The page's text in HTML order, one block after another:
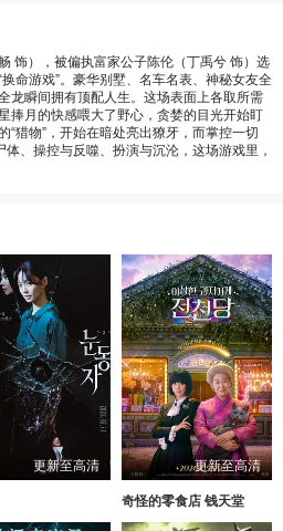
饰），被偏执富家公子陈伦（丁禹兮 饰）选
命游戏”。豪华别墅、名车名表、神秘女友全
龙瞬间拥有顶配人生。这场表面上各取所需
捧月的快感喂大了野心，贪婪的目光开始盯
“猎物”，开始在暗处亮出獠牙，而掌控一切
体、操控与反噬、扮演与沉沦，这场游戏里，
更新至高清 更新至高清
奇怪的零食店 钱天堂